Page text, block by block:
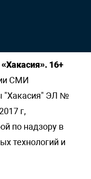
16+
СМИ
"Хакасия" ЭЛ №
г,
по надзору в
технологий и